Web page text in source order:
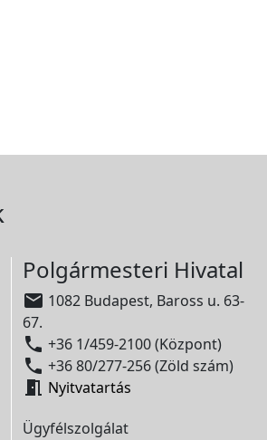
Polgármesteri Hivatal
 1082 Budapest, Baross u. 63-
67.
 +36 1/459-2100 (Központ)
 +36 80/277-256 (Zöld szám)
 Nyitvatartás
Ügyfélszolgálat